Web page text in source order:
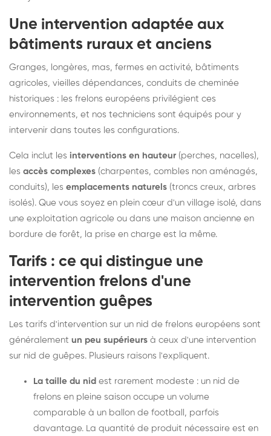
Une intervention adaptée aux
bâtiments ruraux et anciens
Granges, longères, mas, fermes en activité, bâtiments
agricoles, vieilles dépendances, conduits de cheminée
historiques : les frelons européens privilégient ces
environnements, et nos techniciens sont équipés pour y
intervenir dans toutes les configurations.
Cela inclut les interventions en hauteur (perches, nacelles),
les accès complexes (charpentes, combles non aménagés,
conduits), les emplacements naturels (troncs creux, arbres
isolés). Que vous soyez en plein cœur d'un village isolé, dans
une exploitation agricole ou dans une maison ancienne en
bordure de forêt, la prise en charge est la même.
Tarifs : ce qui distingue une
intervention frelons d'une
intervention guêpes
Les tarifs d'intervention sur un nid de frelons européens sont
généralement un peu supérieurs à ceux d'une intervention
sur nid de guêpes. Plusieurs raisons l'expliquent.
La taille du nid est rarement modeste : un nid de
frelons en pleine saison occupe un volume
comparable à un ballon de football, parfois
davantage. La quantité de produit nécessaire est en